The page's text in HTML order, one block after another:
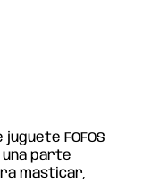
FOFOS
parte
masticar,